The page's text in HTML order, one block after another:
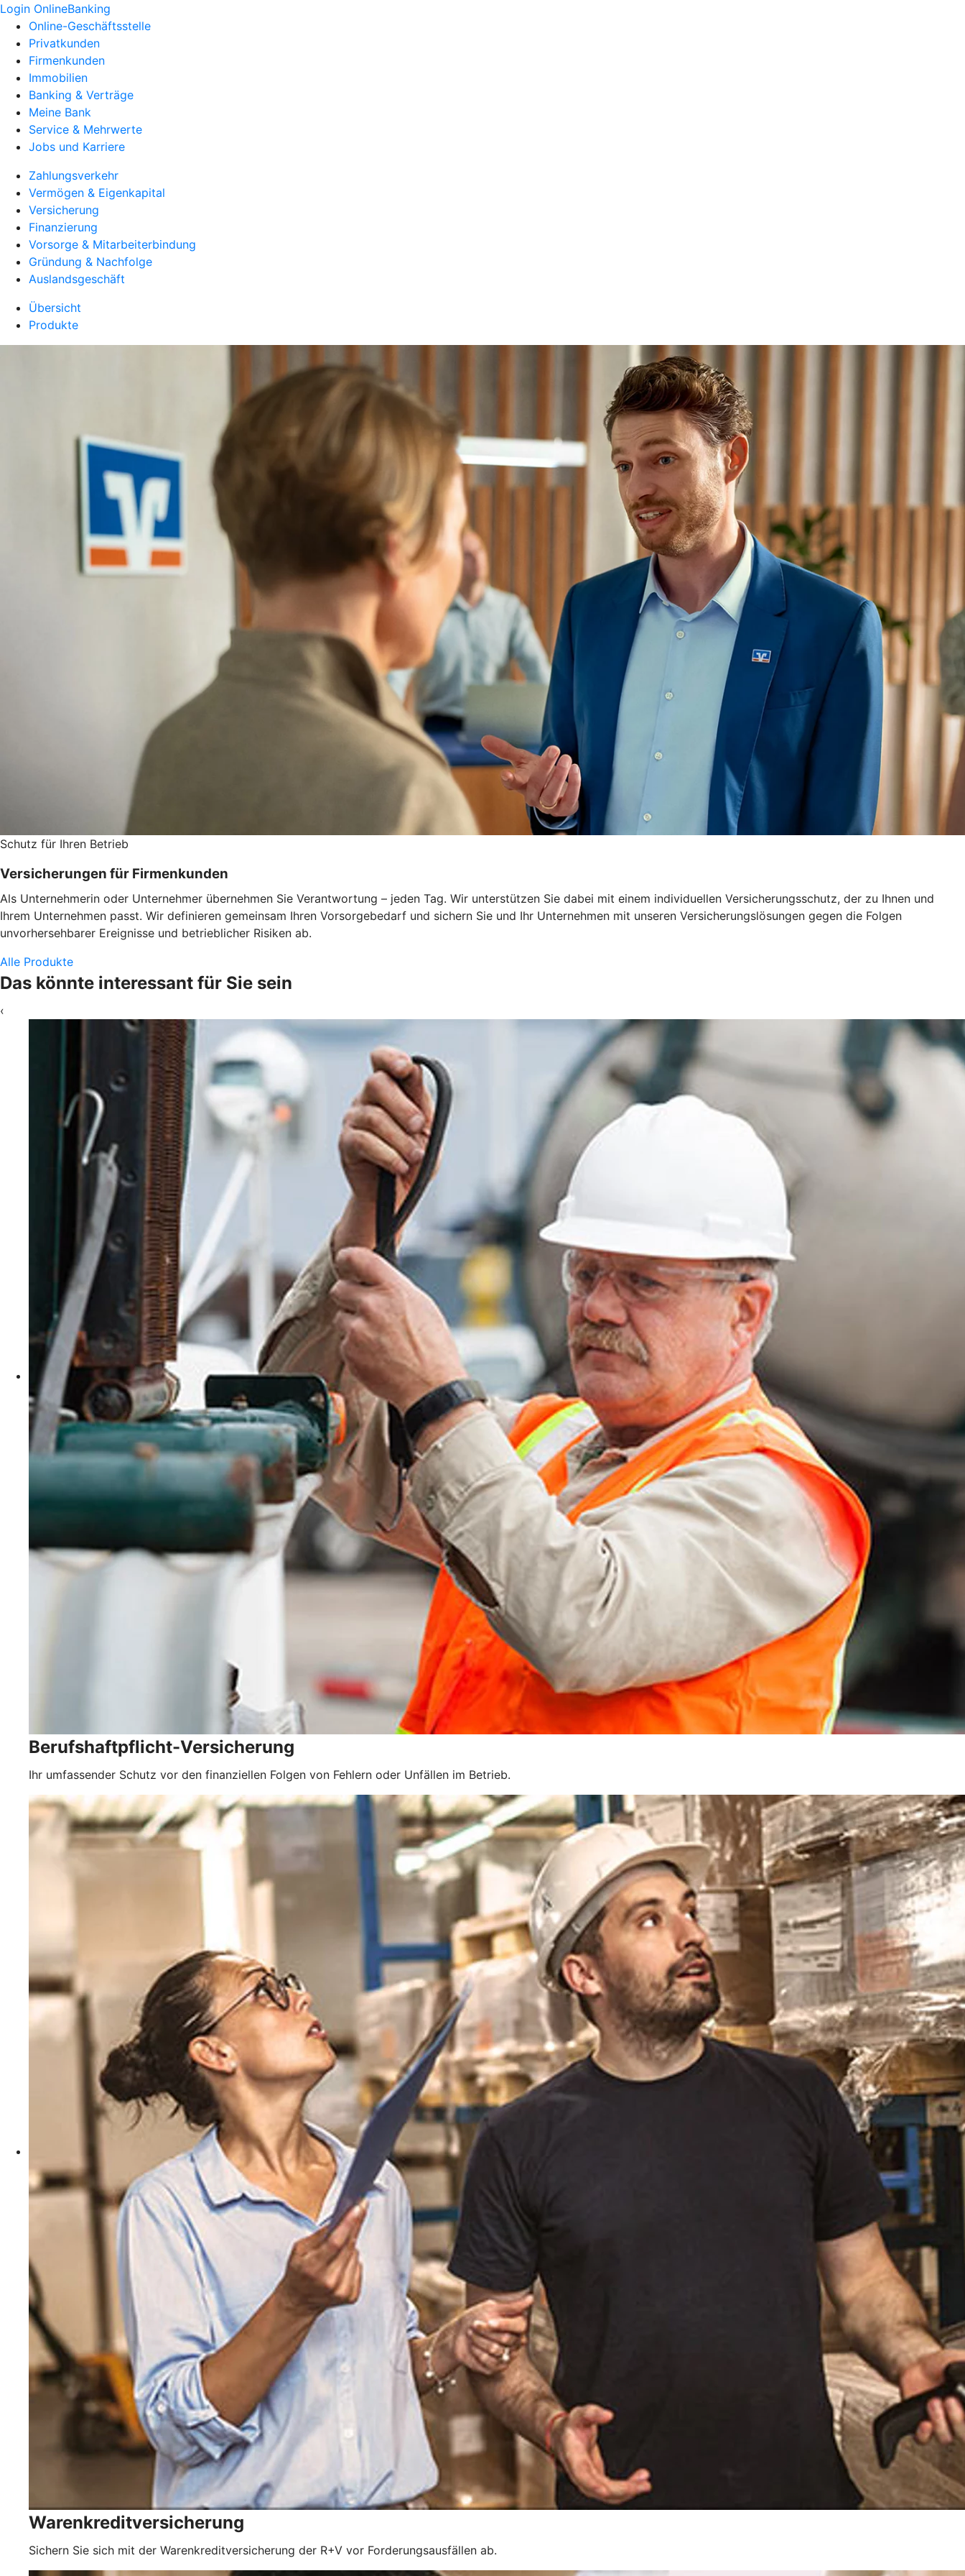
Login OnlineBanking
Online-Geschäftsstelle
Privatkunden
Firmenkunden
Immobilien
Banking & Verträge
Meine Bank
Service & Mehrwerte
Jobs und Karriere
Zahlungsverkehr
Vermögen & Eigenkapital
Versicherung
Finanzierung
Vorsorge & Mitarbeiterbindung
Gründung & Nachfolge
Auslandsgeschäft
Übersicht
Produkte
Schutz für Ihren Betrieb
Versicherungen für Firmenkunden
Als Unternehmerin oder Unternehmer übernehmen Sie Verantwortung – jeden Tag. Wir unterstützen Sie dabei mit einem individuellen Versicherungsschutz, der zu Ihnen und
Ihrem Unternehmen passt. Wir definieren gemeinsam Ihren Vorsorgebedarf und sichern Sie und Ihr Unternehmen mit unseren Versicherungslösungen gegen die Folgen
unvorhersehbarer Ereignisse und betrieblicher Risiken ab.
Alle Produkte
Das könnte interessant für Sie sein
‹
Berufshaftpflicht-Versicherung
Ihr umfassender Schutz vor den finanziellen Folgen von Fehlern oder Unfällen im Betrieb.
Warenkreditversicherung
Sichern Sie sich mit der Warenkreditversicherung der R+V vor Forderungsausfällen ab.